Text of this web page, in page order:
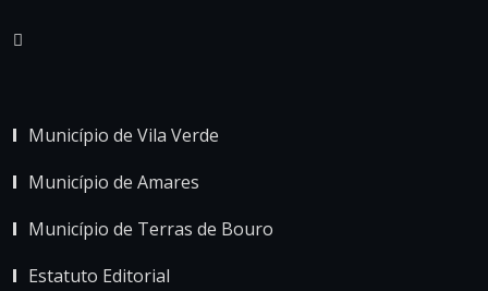
Município de Vila Verde
Município de Amares
Município de Terras de Bouro
Estatuto Editorial